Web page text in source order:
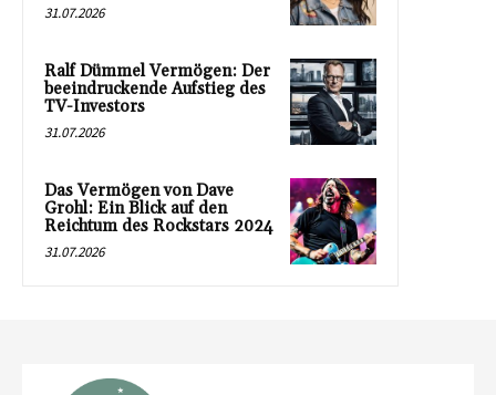
31.07.2026
Ralf Dümmel Vermögen: Der
beeindruckende Aufstieg des
TV-Investors
31.07.2026
Das Vermögen von Dave
Grohl: Ein Blick auf den
Reichtum des Rockstars 2024
31.07.2026